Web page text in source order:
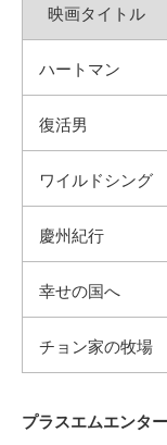
映画タイトル
ハートマン
復活男
ワイルドシング
慶州紀行
幸せの国へ
チョン家の牧場
プラスエムエンタ